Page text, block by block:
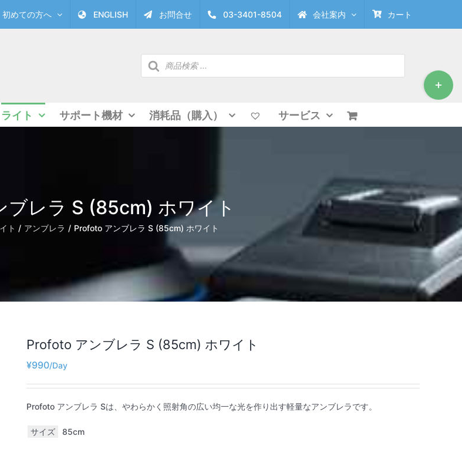
初めての方へ ENGLISH お問合せ 03-3401-8504 会社案内 カート
商
品
ライト サポート機材 消耗品（購入） サービス
ブレラ S (85cm) ホワイト
ト アンブレラ Profoto アンブレラ S (85cm) ホワイト
Profoto アンブレラ S (85cm) ホワイト
¥990
Profoto アンブレラ Sは、やわらかく照射角の広い均一な光を作り出す軽量なアンブレラです。
サイズ 85cm
Toggle
Sliding
Bar